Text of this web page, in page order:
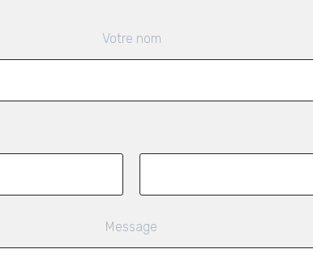
Votre nom
Message